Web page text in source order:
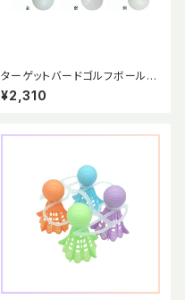
ターゲットバードゴルフボール
【公式球】 金･銀･銅３個セット
¥2,310